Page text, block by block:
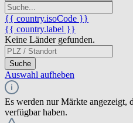
{{ country.isoCode }}
{{ country.label }}
Keine Länder gefunden.
Suche
Auswahl aufheben
Es werden nur Märkte angezeigt,
verfügbar haben.